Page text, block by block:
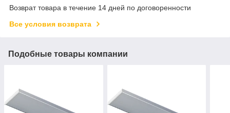
Возврат товара в течение 14 дней по договоренности
Все условия возврата
Подобные товары компании